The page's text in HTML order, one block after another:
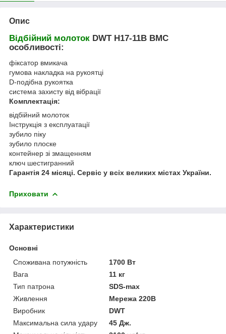
Опис
Відбійний молоток DWT H17-11B BMC
особливості:
фіксатор вмикача
гумова накладка на рукоятці
D-подібна рукоятка
система захисту від вібрації
Комплектація:
відбійний молоток
Інструкція з експлуатації
зубило піку
зубило плоске
контейнер зі змащенням
ключ шестигранний
Гарантія 24 місяці. Сервіс у всіх великих містах України.
Приховати
Характеристики
Основні
Споживана потужність
1700 Вт
Вага
11 кг
Тип патрона
SDS-max
Живлення
Мережа 220В
Виробник
DWT
Максимальна сила удару
45 Дж.